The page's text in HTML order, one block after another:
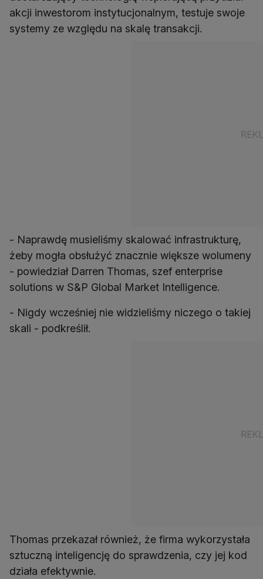
akcji inwestorom instytucjonalnym, testuje swoje
systemy ze względu na skalę transakcji.
- Naprawdę musieliśmy skalować infrastrukturę,
żeby mogła obsłużyć znacznie większe wolumeny
- powiedział Darren Thomas, szef enterprise
solutions w S&P Global Market Intelligence.
- Nigdy wcześniej nie widzieliśmy niczego o takiej
skali - podkreślił.
Thomas przekazał również, że firma wykorzystała
sztuczną inteligencję do sprawdzenia, czy jej kod
działa efektywnie.